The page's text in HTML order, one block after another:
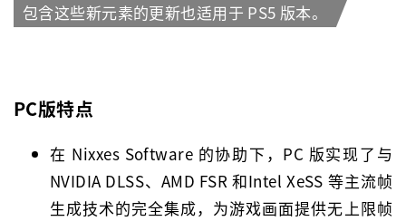
包含这些新元素的更新也适用于 PS5 版本。
PC版特点
在 Nixxes Software 的协助下，PC 版实现了与
NVIDIA DLSS、AMD FSR 和Intel XeSS 等主流帧
生成技术的完全集成，为游戏画面提供无上限帧
我已阅读并接受网站的使用
接受网站的cookie政策